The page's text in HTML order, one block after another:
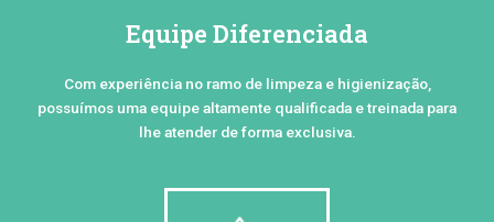
Equipe Diferenciada
Com experiência no ramo de limpeza e higienização,
possuímos uma equipe altamente qualificada e treinada para
lhe atender de forma exclusiva.